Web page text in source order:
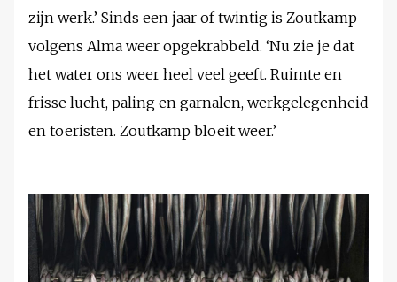
zijn werk.’ Sinds een jaar of twintig is Zoutkamp
volgens Alma weer opgekrabbeld. ‘Nu zie je dat
het water ons weer heel veel geeft. Ruimte en
frisse lucht, paling en garnalen, werkgelegenheid
en toeristen. Zoutkamp bloeit weer.’